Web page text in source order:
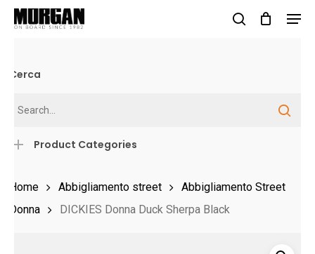
Skip
content
Cerca
Product Categories
Home Abbigliamento street
Abbigliamento Street
Donna
DICKIES Donna Duck Sherpa Black